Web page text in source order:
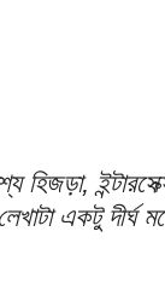
হিজড়া,
একটু